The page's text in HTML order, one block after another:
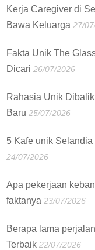
Kerja Caregiver di
Bawa Keluarga 27/
Fakta Unik The
Dicari 26/07/2026
Rahasia Unik
Baru 25/07/2026
5 Kafe unik
24/07/2026
Apa pekerjaan
faktanya 23/07/2026
Berapa lama
Terbaik 22/07/2026